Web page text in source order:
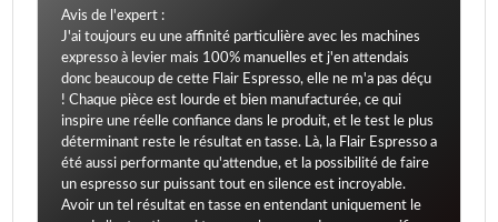
Avis de l'expert :
J'ai toujours eu une affinité particulière avec les machines
expresso à levier mais 100% manuelles et j'en attendais
donc beaucoup de cette Flair Espresso, elle ne m'a pas déçu
! Chaque pièce est lourde et bien manufacturée, ce qui
inspire une réelle confiance dans le produit, et le test le plus
déterminant reste le résultat en tasse. Là, la Flair Espresso a
été aussi performante qu'attendue, et la possibilité de faire
un espresso sur puissant tout en silence est incroyable.
Avoir un tel résultat en tasse en entendant uniquement le